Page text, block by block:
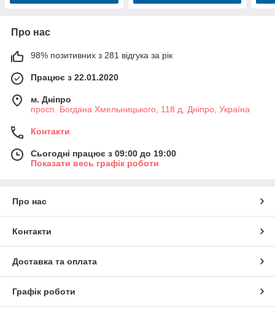
Про нас
98% позитивних з 281 відгука за рік
Працює з 22.01.2020
м. Дніпро
просп. Богдана Хмельницького, 118 д, Дніпро, Україна
Контакти
Сьогодні працює з 09:00 до 19:00
Показати весь графік роботи
Про нас
Контакти
Доставка та оплата
Графік роботи